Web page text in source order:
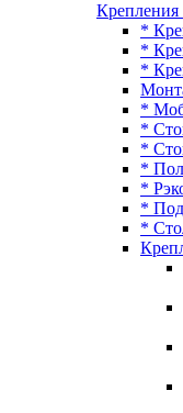
Крепления
*
*
*
*
*
*
*
*
*
*